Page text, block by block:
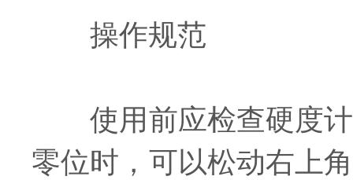
操作规范
使用前应检查硬度计
零位时，可以松动右上